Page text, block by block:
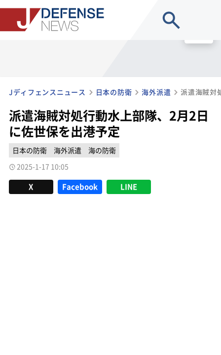
Jディフェンスニュース 日本の防衛 海外派遣
派遣海賊対処行動水上部隊、2月2日
に佐世保を出港予定
日本の防衛 海外派遣
海の防衛
2025-1-17 10:05
X Facebook LINE